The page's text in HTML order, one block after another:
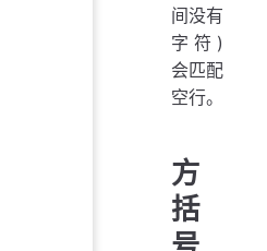
间没有
字符)
会匹配
空行。
方
括